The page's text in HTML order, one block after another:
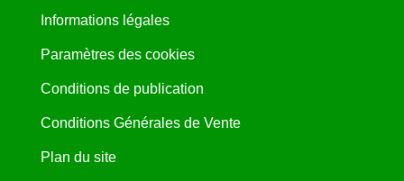
Informations légales
Paramètres des cookies
Conditions de publication
Conditions Générales de Vente
Plan du site